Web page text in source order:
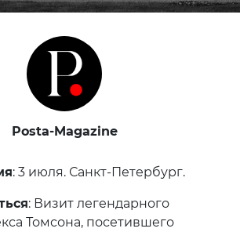
Posta-Magazine
: 3 июля. Санкт-Петербург.
: Визит легендарного
Томсона, посетившего